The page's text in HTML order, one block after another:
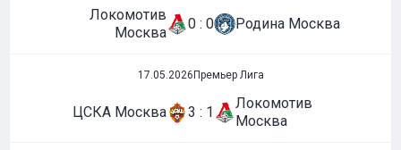
Локомотив
Москва
0 : 0 Родина Москва
17.05.2026 Премьер Лига
ЦСКА Москва 3 : 1
Локомотив
Москва